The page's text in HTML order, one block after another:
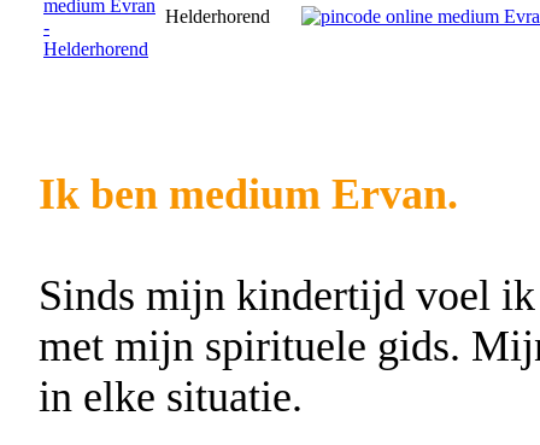
Helderhorend
Ik ben medium Ervan.
Sinds mijn kindertijd voel
met mijn spirituele gids.
in elke situatie.